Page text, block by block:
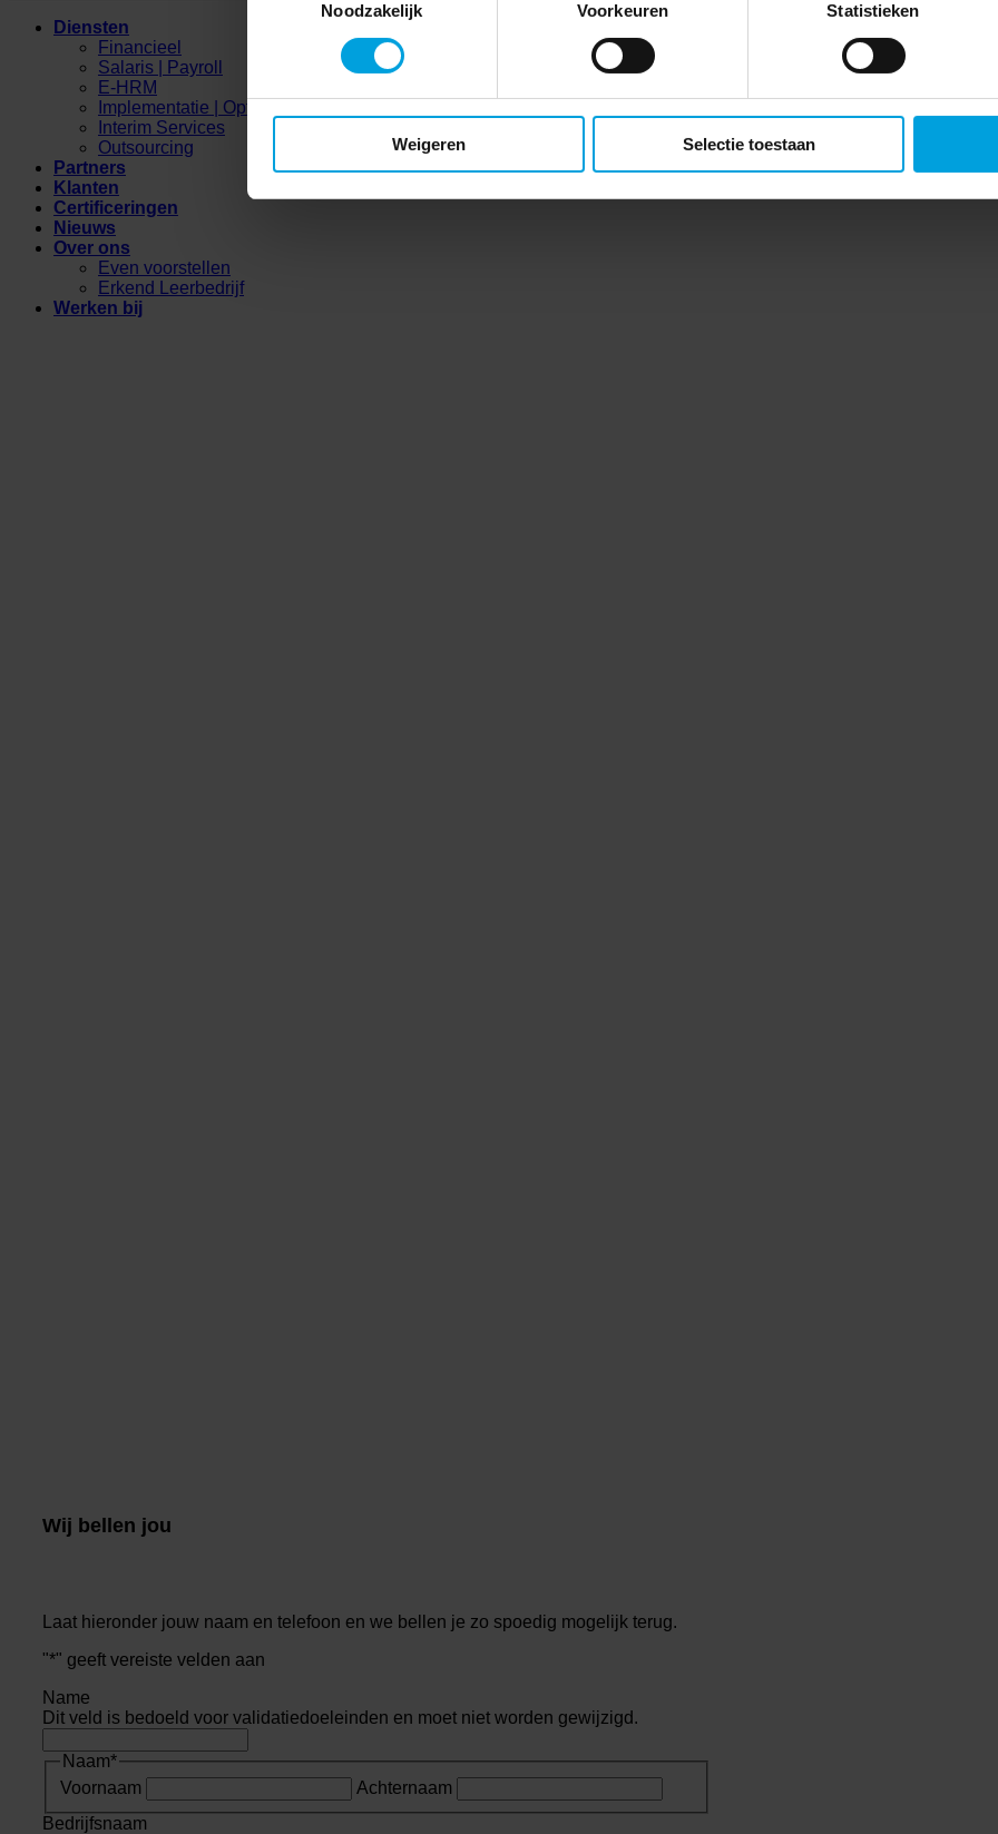
Noodzakelijk
Voorkeuren Statistieken
Weigeren Selectie toestaan
Diensten
Financieel
Salaris | Payroll
E-HRM
Implementatie | Optimalisatie
Interim Services
Outsourcing
Partners
Klanten
Certificeringen
Nieuws
Over ons
Even voorstellen
Erkend Leerbedrijf
Werken bij
Wij bellen jou
Laat hieronder jouw naam en telefoon en we bellen je zo spoedig mogelijk terug.
"*" geeft vereiste velden aan
Name
Dit veld is bedoeld voor validatiedoeleinden en moet niet worden gewijzigd.
Naam*
Voornaam
Achternaam
Bedrijfsnaam